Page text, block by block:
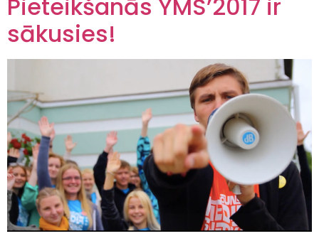
Pieteikšanās YMS’2017 ir
sākusies!